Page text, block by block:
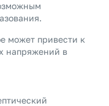
может привести к
напряжений в